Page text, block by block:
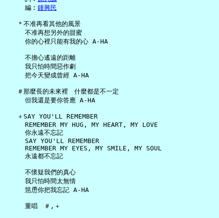
     編︰
鍾興民
   ＊不准再看其他的風景
     不准再想另外的甜蜜
     你的心裡只能有我的心 A-HA
     不擔心遙遠的距離
     我只怕時間惡作劇
     把今天變成曾經 A-HA
   ＃那麼長的未來裡　什麼都是不一定
     但我還是要你答應 A-HA
   ＋SAY YOU'LL REMEMBER
     REMEMBER MY HUG, MY HEART, MY LOVE
     你永遠不忘記
     SAY YOU'LL REMEMBER
     REMEMBER MY EYES, MY SMILE, MY SOUL
     永遠都不忘記
     不懷疑我們的真心
     我只怕時間太無情
     慫恿你把我忘記 A-HA
     重唱　＃,＋